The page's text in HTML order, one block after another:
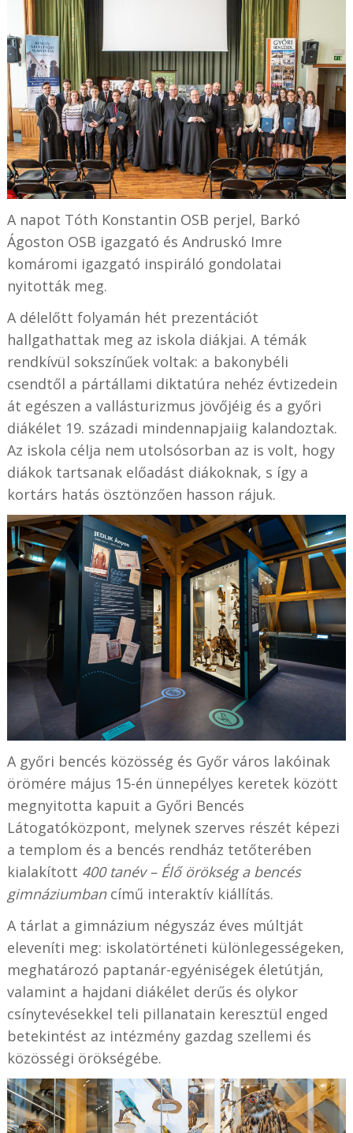
A napot Tóth Konstantin OSB perjel, Barkó
Ágoston OSB igazgató és Andruskó Imre
komáromi igazgató inspiráló gondolatai
nyitották meg.
A délelőtt folyamán hét prezentációt
hallgathattak meg az iskola diákjai. A témák
rendkívül sokszínűek voltak: a bakonybéli
csendtől a pártállami diktatúra nehéz évtizedein
át egészen a vallásturizmus jövőjéig és a győri
diákélet 19. századi mindennapjaiig kalandoztak.
Az iskola célja nem utolsósorban az is volt, hogy
diákok tartsanak előadást diákoknak, s így a
kortárs hatás ösztönzően hasson rájuk.
A győri bencés közösség és Győr város lakóinak
örömére május 15-én ünnepélyes keretek között
megnyitotta kapuit a Győri Bencés
Látogatóközpont, melynek szerves részét képezi
a templom és a bencés rendház tetőterében
kialakított 400 tanév – Élő örökség a bencés
gimnáziumbancímű interaktív kiállítás.
A tárlat a gimnázium négyszáz éves múltját
eleveníti meg: iskolatörténeti különlegességeken,
meghatározó paptanár-egyéniségek életútján,
valamint a hajdani diákélet derűs és olykor
csínytevésekkel teli pillanatain keresztül enged
betekintést az intézmény gazdag szellemi és
közösségi örökségébe.